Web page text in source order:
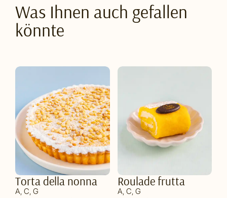
Was Ihnen auch gefallen
könnte
Torta della nonna
A, C, G
Roulade frutta
A, C, G